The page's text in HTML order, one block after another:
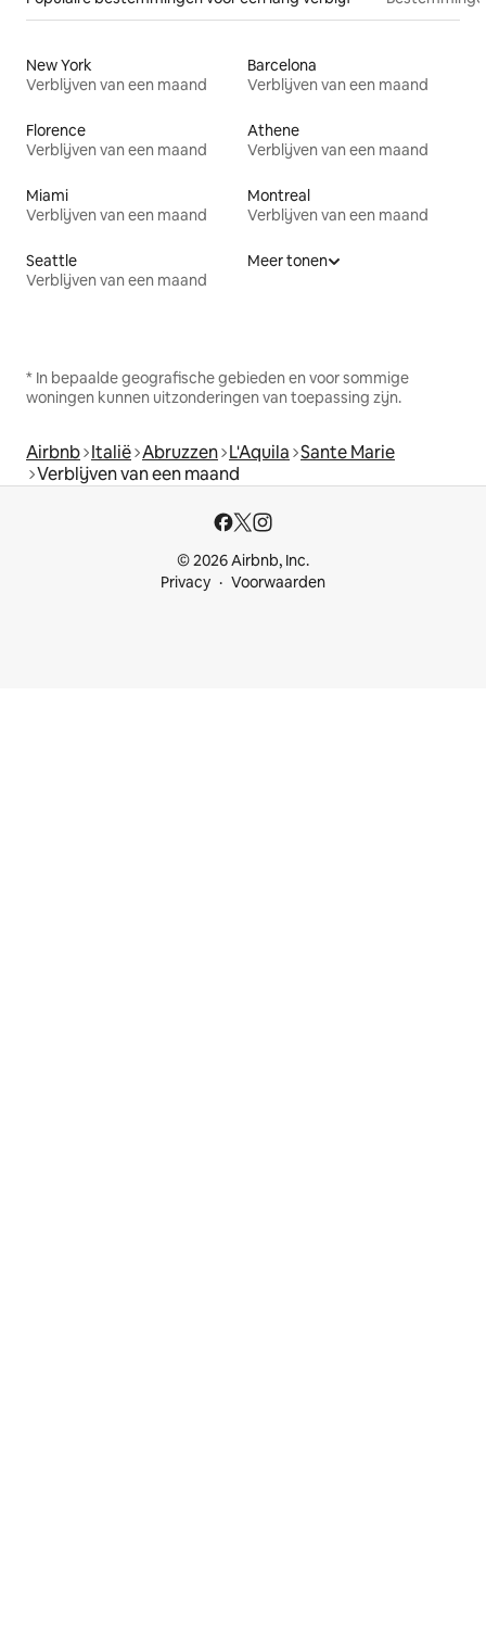
New York
Verblijven van een maand
Barcelona
Verblijven van een maand
Florence
Verblijven van een maand
Athene
Verblijven van een maand
Miami
Verblijven van een maand
Montreal
Verblijven van een maand
Seattle
Verblijven van een maand
Meer tonen
* In bepaalde geografische gebieden en voor sommige
woningen kunnen uitzonderingen van toepassing zijn.
Airbnb Italië Abruzzen L'Aquila Sante Marie
Verblijven van een maand
© 2026 Airbnb, Inc.
Privacy
Voorwaarden